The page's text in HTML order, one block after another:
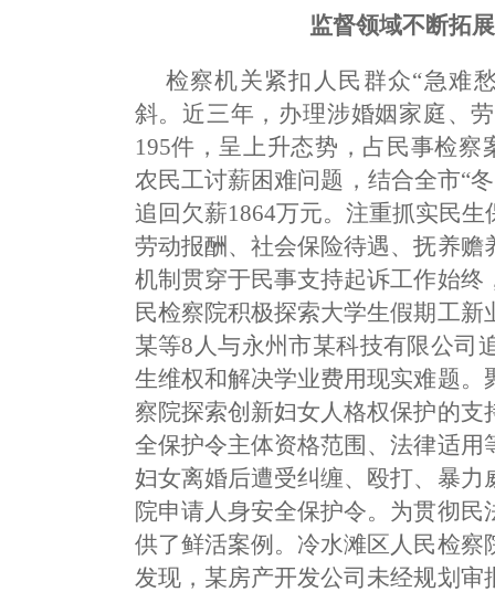
监督领域不断拓
检察机关紧扣人民群众“急难
斜。近三年，办理涉婚姻家庭、
195件，呈上升态势，占民事检
农民工讨薪困难问题，结合全市“
追回欠薪1864万元。注重抓实民
劳动报酬、社会保险待遇、抚养
机制贯穿于民事支持起诉工作始
民检察院积极探索大学生假期工
某等8人与永州市某科技有限公司
生维权和解决学业费用现实难题
察院探索创新妇女人格权保护的
全保护令主体资格范围、法律适
妇女离婚后遭受纠缠、殴打、暴
院申请人身安全保护令。为贯彻
供了鲜活案例。冷水滩区人民检
发现，某房产开发公司未经规划